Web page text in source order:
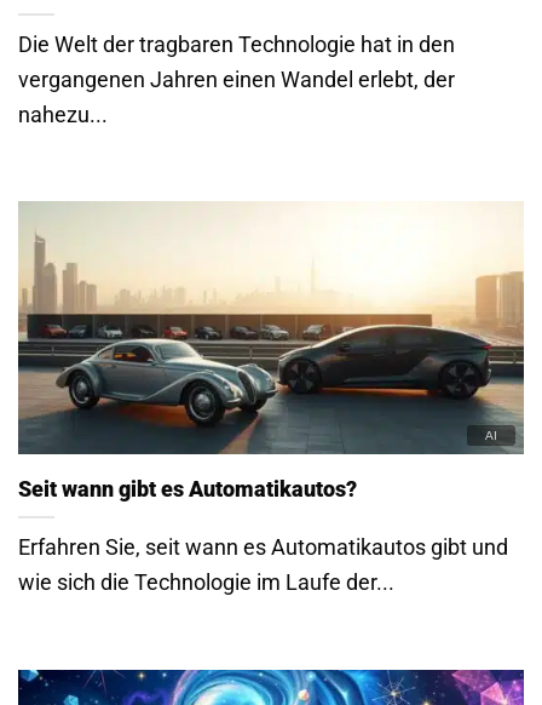
Die Welt der tragbaren Technologie hat in den
vergangenen Jahren einen Wandel erlebt, der
nahezu...
Seit wann gibt es Automatikautos?
Erfahren Sie, seit wann es Automatikautos gibt und
wie sich die Technologie im Laufe der...